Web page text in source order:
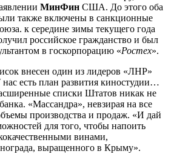
МинФин США. До этого оба
также включены в санкционные
к середине зимы текущего года
российское гражданство и был
в госкорпорацию «Ростех».
внесен один из лидеров «ЛНР»
нас есть план развития киностудии…
списки Штатов никак не
«Массандра», невзирая на все
производства и продаж. «И дай
для того, чтобы напоить
винами,
выращенного в Крыму».